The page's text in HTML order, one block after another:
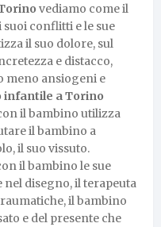
vediamo come il
conflitti e le sue
il suo dolore, sul
e distacco,
meno ansiogeni e
infantile a Torino
il bambino utilizza
il bambino a
il suo vissuto.
il bambino le sue
nel disegno, il terapeuta
il bambino
e del presente che